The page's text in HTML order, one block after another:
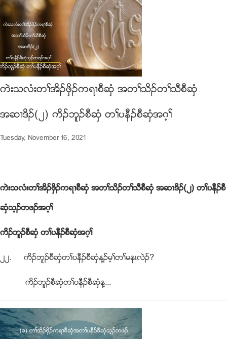
ကဲးသလံးတႈအိဥဖွိဥကရ႕စီဆွံ အတႈသိဥတႈသီစီဆွံ
အဆ႕ဒိဥ(၂) ကိဥဘူဥစီဆွံ တႈပနီဥစီဆွံအဂ့ႈ
Tuesday, November 16, 2021
ကဲးသလံးတႈအိဥဖွိဥကရ႕စီဆွံ အတႈသိဥတႈသီစီဆွံ အဆ႕ဒိဥ(၂) တႈပနီဥစီ
ဆွံသ့ဥတဖဥအဂ့ႈ
ကိဥဘူဥစီဆွံ တႈပနီဥစီဆွံအဂ့ႈ
၂၂. ကိဥဘူဥစီဆွံတႈပနီဥစီဆွံန႔ဥမ့ႈတႈမႏုၚလဲဥ?
ကိဥဘူဥစီဆွံတႈပနီဥစီဆွံန႔...